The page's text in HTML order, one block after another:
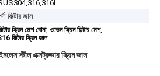
ফিল্টার জাল
স্ক্রিন মেশ বোনা,ওভেন স্ক্রিন ফিল্টার মেশ,
ফিল্টার স্ক্রিন জাল
স্টীল এক্সট্রুডার স্ক্রিন জাল